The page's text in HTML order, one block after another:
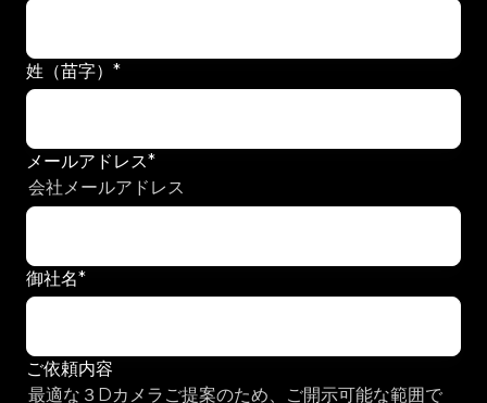
姓（苗字） *
メールアドレス*
会社メールアドレス
御社名*
ご依頼内容
最適な３Dカメラご提案のため、ご開示可能な範囲で